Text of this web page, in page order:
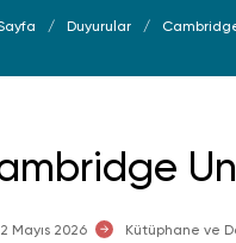
Duyurular
Mayıs 2026 Kütüphane ve